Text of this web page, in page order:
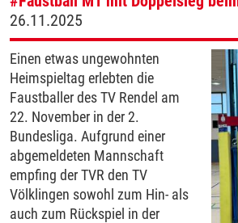
26.11.2025
Einen etwas ungewohnten
Heimspieltag erlebten die
Faustballer des TV Rendel am
22. November in der 2.
Bundesliga. Aufgrund einer
abgemeldeten Mannschaft
empfing der TVR den TV
Völklingen sowohl zum Hin- als
auch zum Rückspiel in der